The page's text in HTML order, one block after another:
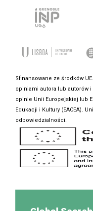
Sfinansowane ze środków
opiniami autora lub autorów
opinie Unii Europejskiej lub
Edukacji i Kultury (EACEA).
odpowiedzialności.